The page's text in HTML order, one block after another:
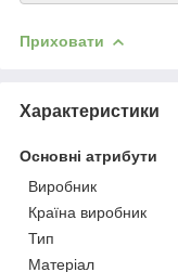
Приховати
Характеристики
Основні атрибути
Виробник
Країна виробник
Тип
Матеріал